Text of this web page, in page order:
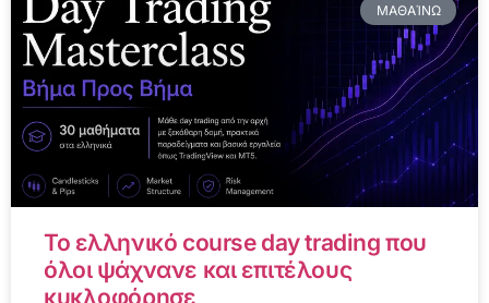
ΜΑΘΑΊΝΩ
Το ελληνικό course day trading που
όλοι ψάχνανε και επιτέλους
κυκλοφόρησε